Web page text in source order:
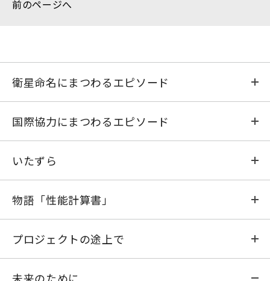
前のページへ
衛星命名にまつわるエピソード
おおすみ
たんせい
はくちょう
ひのとり
国際協力にまつわるエピソード
さまざまな「ガイジン」模様
ラーメンの指
わびとさび
いたずら
珍酒《大隅大海》
アロンアルファ事件
物語「性能計算書」
物語「性能計算書」(1)
物語「性能計算書」(2)
プロジェクトの途上で
システム工学は焼き鳥の串